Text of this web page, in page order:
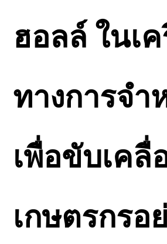
ฮอลล์ ในเ
ทางการจำ
เพื่อขับเคลื่
เกษตรกรอ